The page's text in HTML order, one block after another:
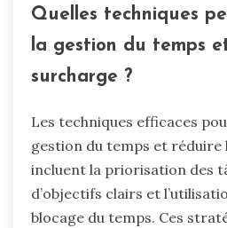
Quelles techniques
la gestion du temps
surcharge ?
Les techniques efficaces
gestion du temps et réduire
incluent la priorisation des
d’objectifs clairs et
blocage du temps. Ces